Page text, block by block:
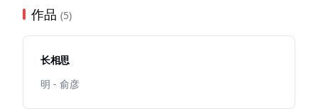
作品 (5)
长相思
明 - 俞彦